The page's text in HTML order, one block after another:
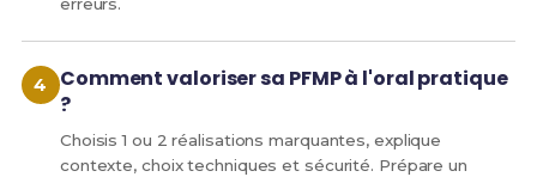
erreurs.
Comment valoriser sa PFMP à l'oral pratique
?
Choisis 1 ou 2 réalisations marquantes, explique
contexte, choix techniques et sécurité. Prépare un